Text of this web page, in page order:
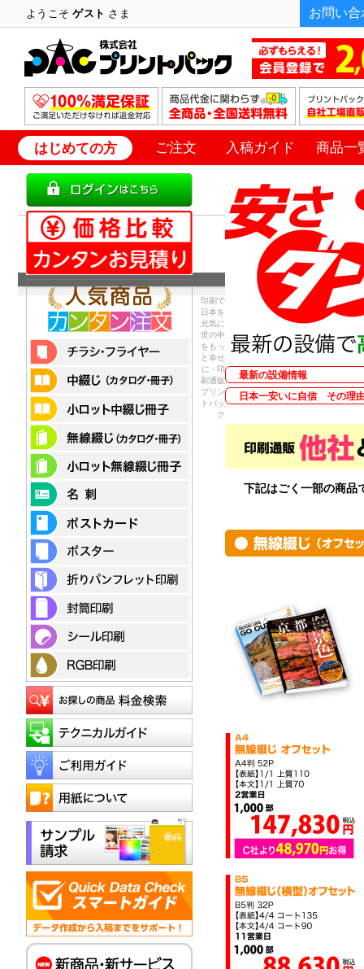
ようこそゲスト さま お問い合
はじめての方 ご注文 入稿ガイド 商品一
最新の設備情報
日本一安いに自信 その理
下記はごく一部の商品
印刷で
日本を
元気に
世の中
をもっ
と幸せ
に - 印
刷通販
プリン
トパッ
ク